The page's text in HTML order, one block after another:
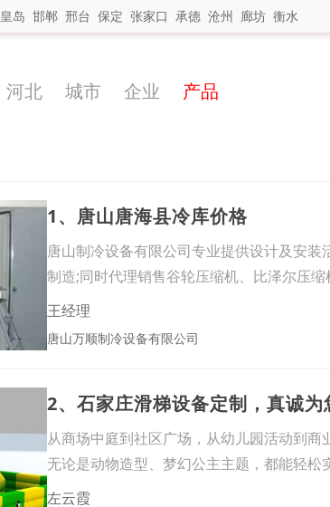
岛 邯郸 邢台 保定 张家口 承德 沧州 廊坊 衡水
河北 城市 企业 产品
1、唐山唐海县冷库价格
唐山制冷设备有限公司专业提供设计及安
制造;同时代理销售谷轮压缩机、比泽尔压
王经理
唐山万顺制冷设备有限公司
2、石家庄滑梯设备定制，真诚为
从商场中庭到社区广场，从幼儿园活动到商
无论是动物造型、梦幻公主主题，都能轻
久如
左云霞